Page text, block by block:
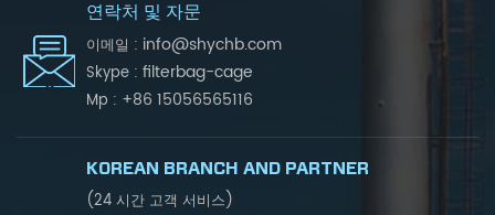
연락처 및 자문
이메일 : info@shychb.com
Skype : filterbag-cage
Mp : +86 15056565116
KOREAN BRANCH AND PARTNER
(24 시간 고객 서비스)